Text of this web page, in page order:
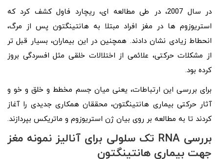
در سال 2007، در طی مطالعه ای، ریچارد فاول کشف کرد که
استریوزوم ها در مغز افراد مبتلا به هانتینگتون پس از مرگ،
انحطاط زیادی نشان دادند. همچنین در این بیماران، بسیار قبل تر
از مشکلات حرکتی، علائمی از اختلالات خلقی مثل افسردگی بروز
کرده بود.
برای بررسی این ارتباطات، یعنی میان جسم مخطط و خلق و خو و
آثار حرکتی بیماری هانتینگتون، محققان همکاری جدیدی را آغاز
کردند تا به مطالعه بر روی بیان ژن استریوزوم و ماتریکس بپردازند.
بررسیRNA تک سلولی برای آنالیز نمونه مغز
جهت بیماری هانتینگتون